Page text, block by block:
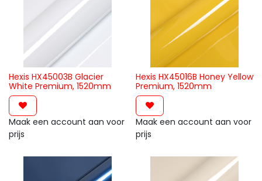
Hexis HX45003B Glacier
White Premium, 1520mm
Maak een account aan voor
prijs
Hexis HX45016B Honey Yellow
Premium, 1520mm
Maak een account aan voor
prijs